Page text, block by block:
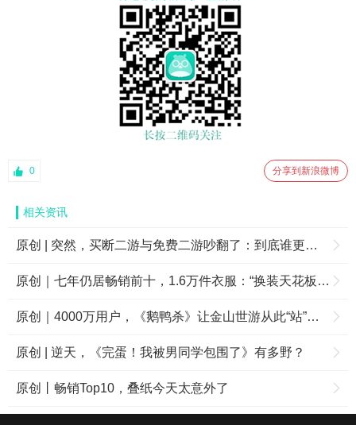
0 分享到新浪微博
相关资讯
原创 | 突然，买断二游与免费二游吵翻了：到底谁更牛？
原创｜七年仍居畅销前十，1.6万件衣服：“换装天花板”又一次闪耀全场
原创｜4000万用户，《鹅鸭杀》让金山世游从此“站”起来？
原创 | 逆天，《完蛋！我被男同学包围了》有多野？
原创丨畅销Top10，叠纸今天太意外了